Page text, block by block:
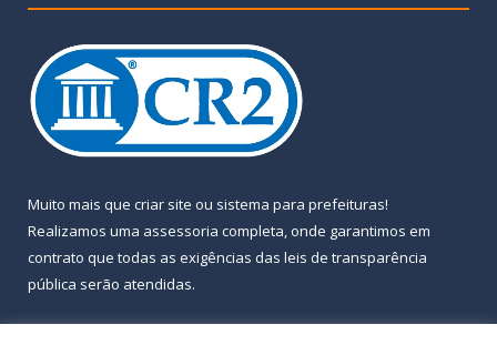
Muito mais que criar site ou sistema para prefeituras!
Realizamos uma assessoria completa, onde garantimos em
contrato que todas as exigências das leis de transparência
pública serão atendidas.